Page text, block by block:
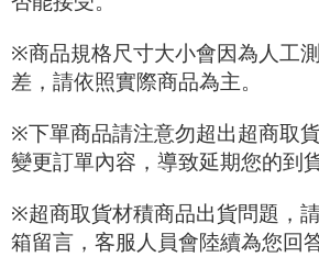
※商品規格尺寸大小會因為人工
差，請依照實際商品為主。
※下單商品請注意勿超出超商取
變更訂單內容，導致延期您的到
※超商取貨材積商品出貨問題，
箱留言，客服人員會陸續為您回答